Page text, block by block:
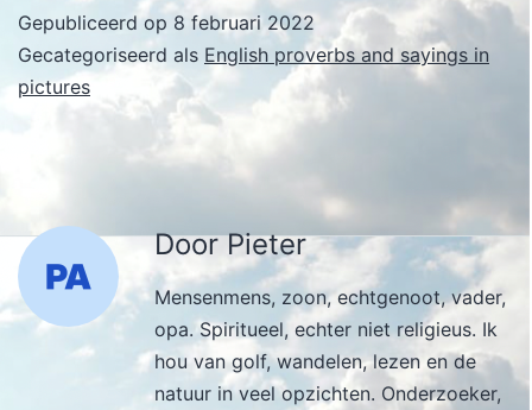
Gepubliceerd op 8 februari 2022
Gecategoriseerd als English proverbs and sayings in
pictures
Door Pieter
Mensenmens, zoon, echtgenoot, vader,
opa. Spiritueel, echter niet religieus. Ik
hou van golf, wandelen, lezen en de
natuur in veel opzichten. Onderzoeker,